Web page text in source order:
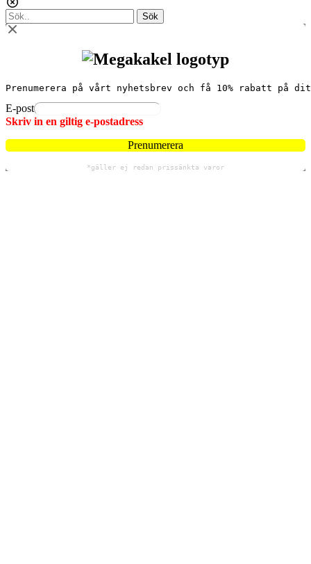
Sök
Prenumerera på vårt nyhetsbrev och få 10% rabatt på
E-post
Skriv in en giltig e-postadress
Prenumerera
*gäller ej redan prissänkta varor